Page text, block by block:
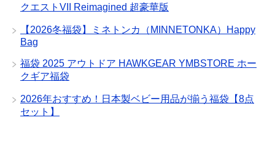
クエストVII Reimagined 超豪華版
【2026冬福袋】ミネトンカ（MINNETONKA）Happy
Bag
福袋 2025 アウトドア HAWKGEAR YMBSTORE ホー
クギア福袋
2026年おすすめ！日本製ベビー用品が揃う福袋【8点
セット】